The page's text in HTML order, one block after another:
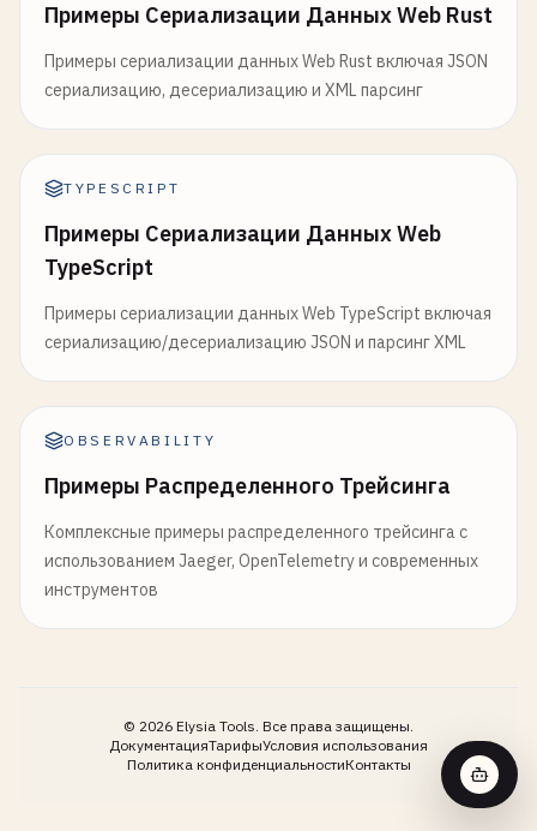
Примеры Сериализации Данных Web Rust
Примеры сериализации данных Web Rust включая JSON
сериализацию, десериализацию и XML парсинг
TYPESCRIPT
Примеры Сериализации Данных Web
TypeScript
Примеры сериализации данных Web TypeScript включая
сериализацию/десериализацию JSON и парсинг XML
OBSERVABILITY
Примеры Распределенного Трейсинга
Комплексные примеры распределенного трейсинга с
использованием Jaeger, OpenTelemetry и современных
инструментов
© 2026 Elysia Tools. Все права защищены.
ДокументацияТарифыУсловия использования
Политика конфиденциальностиКонтакты